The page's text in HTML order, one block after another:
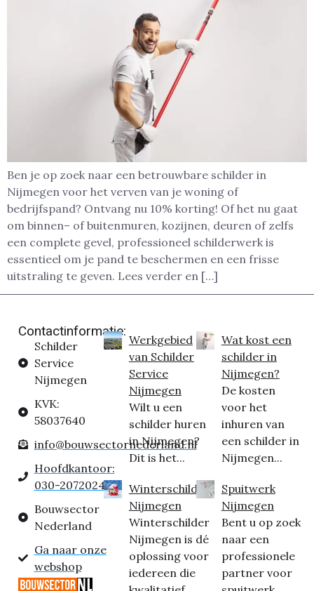
Ben je op zoek naar een betrouwbare schilder in
Nijmegen voor het verven van je woning of
bedrijfspand? Ontvang nu 10% korting! Of het nu gaat
om binnen– of buitenmuren, kozijnen, deuren of zelfs
een complete gevel, professioneel schilderwerk is
essentieel om je pand te beschermen en een frisse
uitstraling te geven. Lees verder en […]
Contactinformatie:
Schilder
Service
Nijmegen
KVK:
58037640
info@bouwsectornederland.nl
Hoofdkantoor:
030-2072024
Bouwsector
Nederland
Ga naar onze
webshop
Werkgebied
van Schilder
Service
Nijmegen
Wilt u een
schilder huren
in Nijmegen?
Dit is het...
Winterschilder
Nijmegen
Winterschilder
Nijmegen is dé
oplossing voor
iedereen die
Wat kost een
schilder in
Nijmegen?
De kosten
voor het
inhuren van
een schilder in
Nijmegen...
Spuitwerk
Nijmegen
Bent u op zoek
naar een
professionele
partner voor